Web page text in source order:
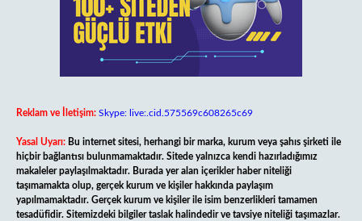
Reklam ve İletişim: Skype: live:.cid.575569c608265c69
Yasal Uyarı: Bu internet sitesi, herhangi bir marka, kurum veya şahıs şirketi ile
hiçbir bağlantısı bulunmamaktadır. Sitede yalnızca kendi hazırladığımız
makaleler paylaşılmaktadır. Burada yer alan içerikler haber niteliği
taşımamakta olup, gerçek kurum ve kişiler hakkında paylaşım
yapılmamaktadır. Gerçek kurum ve kişiler ile isim benzerlikleri tamamen
tesadüfidir. Sitemizdeki bilgiler taslak halindedir ve tavsiye niteliği taşımazlar.